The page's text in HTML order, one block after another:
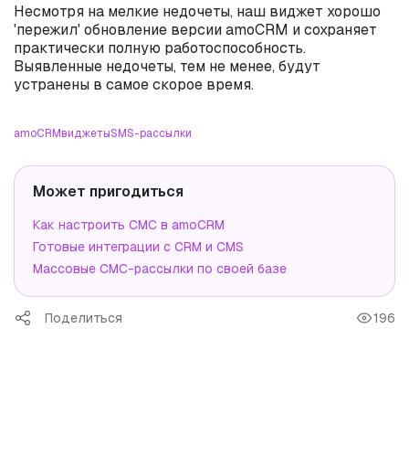
Несмотря на мелкие недочеты, наш виджет хорошо
'пережил' обновление версии amoCRM и сохраняет
практически полную работоспособность.
Выявленные недочеты, тем не менее, будут
устранены в самое скорое время.
amoCRMвиджетыSMS-рассылки
Может пригодиться
Как настроить СМС в amoCRM
Готовые интеграции с CRM и CMS
Массовые СМС-рассылки по своей базе
Поделиться 196